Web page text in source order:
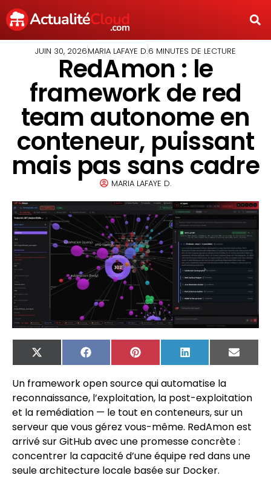
JUIN 30, 2026MARIA LAFAYE D.6 MINUTES DE LECTURE
RedAmon : le
framework de red
team autonome en
conteneur, puissant
mais pas sans cadre
MARIA LAFAYE D.
X
(Twitter)
FacebookPinterest LinkedIn
Email
Un framework open source qui automatise la
reconnaissance, l’exploitation, la post-exploitation
et la remédiation — le tout en conteneurs, sur un
serveur que vous gérez vous-même. RedAmon est
arrivé sur GitHub avec une promesse concrète :
concentrer la capacité d’une équipe red dans une
seule architecture locale basée sur Docker.